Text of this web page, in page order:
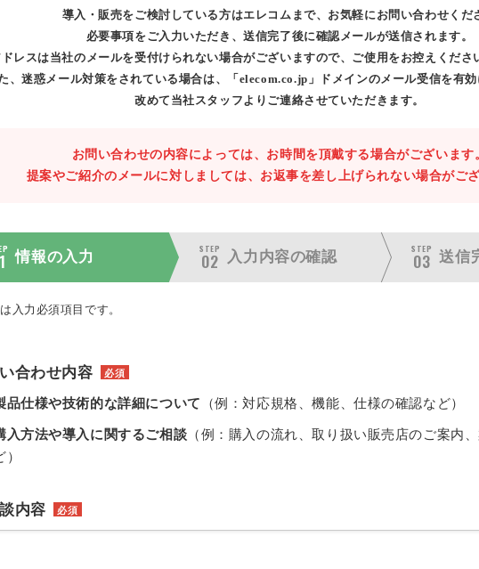
導入・販売をご検討している方はエレコムまで、お気軽にお問い合わせくだ
必要事項をご入力いただき、送信完了後に確認メールが送信されます。
レスは当社のメールを受付けられない場合がございますので、ご使用をお控えくださ
、迷惑メール対策をされている場合は、「elecom.co.jp」ドメインのメール受信を有効
改めて当社スタッフよりご連絡させていただきます。
お問い合わせの内容によっては、お時間を頂戴する場合がございます
提案やご紹介のメールに対しましては、お返事を差し上げられない場合がござ
情報の入力
STEP
02 入力内容の確認
STEP
03 送信
は入力必須項目です。
合わせ内容 必須
品仕様や技術的な詳細について （例：対応規格、機能、仕様の確認など）
入方法や導入に関するご相談 （例：購入の流れ、取り扱い販売店のご案内
）
内容 必須